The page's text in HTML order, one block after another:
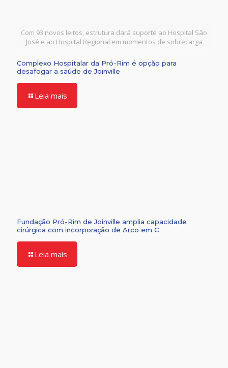
Com 93 novos leitos, estrutura dará suporte ao Hospital São
José e ao Hospital Regional em momentos de sobrecarga
Complexo Hospitalar da Pró-Rim é opção para
desafogar a saúde de Joinville
Leia mais
Fundação Pró-Rim de Joinville amplia capacidade
cirúrgica com incorporação de Arco em C
Leia mais